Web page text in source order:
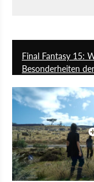
Final Fantasy 15:
Besonderheiten